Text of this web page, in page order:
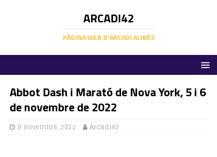
ARCADI42
PÀGINA WEB D'ARCADI ALIBÉS
Abbot Dash i Marató de Nova York, 5 i 6
de novembre de 2022
9 novembre, 2022 Arcadi42